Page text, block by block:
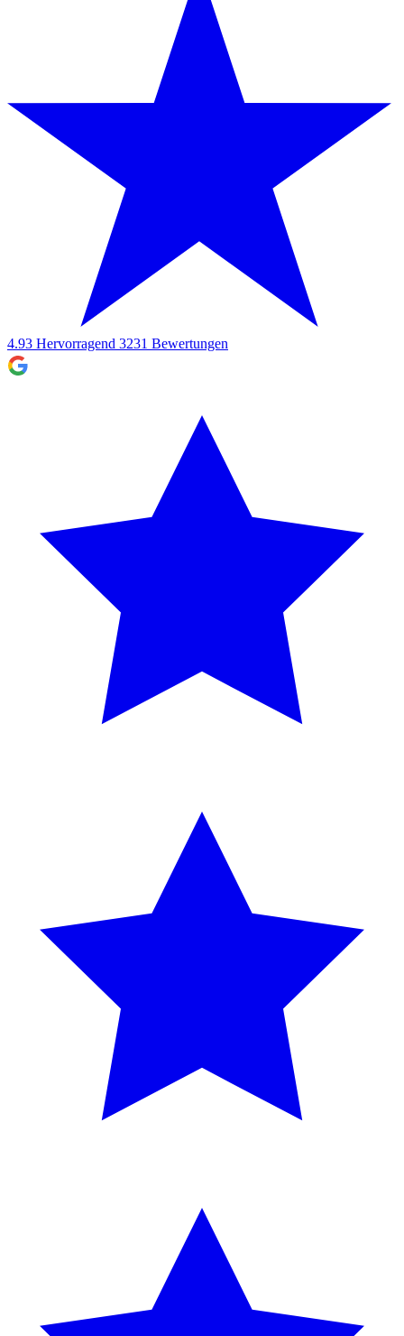
4.93 Hervorragend 3231 Bewertungen